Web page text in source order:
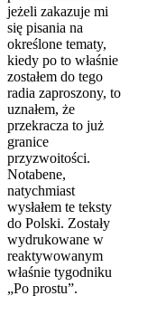
jeżeli zakazuje mi
się pisania na
określone tematy,
kiedy po to właśnie
zostałem do tego
radia zaproszony, to
uznałem, że
przekracza to już
granice
przyzwoitości.
Notabene,
natychmiast
wysłałem te teksty
do Polski. Zostały
wydrukowane w
reaktywowanym
właśnie tygodniku
„Po prostu”.